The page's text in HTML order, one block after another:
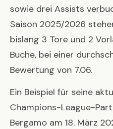
sowie drei Assists
Saison 2025/2026
bislang 3 Tore und 2
Buche, bei einer
Bewertung von 7.06.
Ein Beispiel für seine
Champions-League-
Bergamo am 18. März